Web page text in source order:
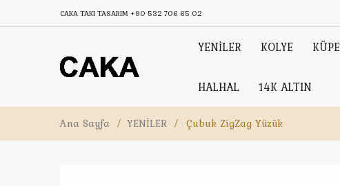
CAKA TAKI TASARIM +90 532 706 65 02
YENİLER KOLYE KÜPE
HALHAL 14K ALTIN
Ana Sayfa / YENİLER / Çubuk ZigZag Yüzük